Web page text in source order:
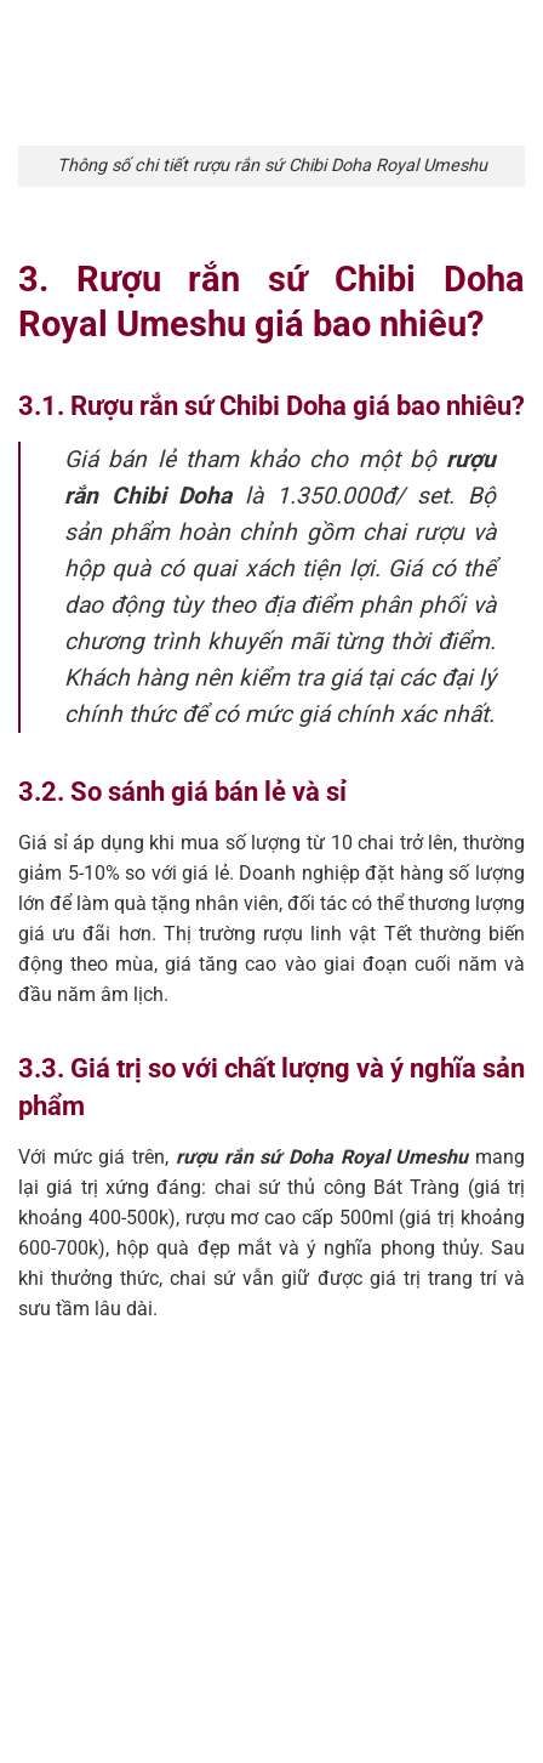
Thông số chi tiết rượu rắn sứ Chibi Doha Royal Umeshu
3. Rượu rắn sứ Chibi Doha
Royal Umeshu giá bao nhiêu?
3.1. Rượu rắn sứ Chibi Doha giá bao nhiêu?
Giá bán lẻ tham khảo cho một bộ rượu
rắn Chibi Dohalà 1.350.000đ/ set. Bộ
sản phẩm hoàn chỉnh gồm chai rượu và
hộp quà có quai xách tiện lợi. Giá có thể
dao động tùy theo địa điểm phân phối và
chương trình khuyến mãi từng thời điểm.
Khách hàng nên kiểm tra giá tại các đại lý
chính thức để có mức giá chính xác nhất.
3.2. So sánh giá bán lẻ và sỉ
Giá sỉ áp dụng khi mua số lượng từ 10 chai trở lên, thường
giảm 5-10% so với giá lẻ. Doanh nghiệp đặt hàng số lượng
lớn để làm quà tặng nhân viên, đối tác có thể thương lượng
giá ưu đãi hơn. Thị trường rượu linh vật Tết thường biến
động theo mùa, giá tăng cao vào giai đoạn cuối năm và
đầu năm âm lịch.
3.3. Giá trị so với chất lượng và ý nghĩa sản
phẩm
Với mức giá trên, rượu rắn sứ Doha Royal Umeshumang
lại giá trị xứng đáng: chai sứ thủ công Bát Tràng (giá trị
khoảng 400-500k), rượu mơ cao cấp 500ml (giá trị khoảng
600-700k), hộp quà đẹp mắt và ý nghĩa phong thủy. Sau
khi thưởng thức, chai sứ vẫn giữ được giá trị trang trí và
sưu tầm lâu dài.